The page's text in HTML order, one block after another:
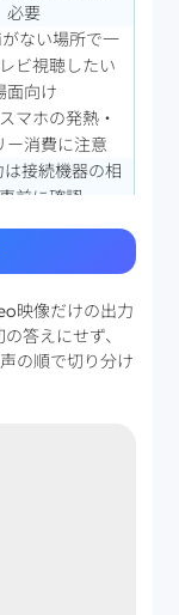
必要
ない場所で一
ビ視聴したい
面向け
マホの発熱・
ー消費に注意
接続機器の相
前に確認
は長時間視聴
の利用向け
映像だけの出力
答えにせず、
の順で切り分け